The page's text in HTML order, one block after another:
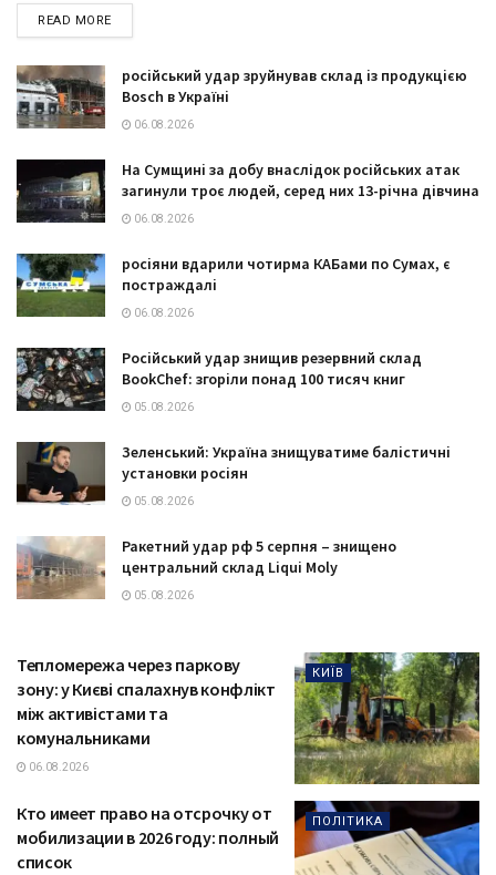
READ MOREDETAILS
російський удар зруйнував склад із продукцією
Bosch в Україні
06.08.2026
На Сумщині за добу внаслідок російських атак
загинули троє людей, серед них 13-річна дівчина
06.08.2026
росіяни вдарили чотирма КАБами по Сумах, є
постраждалі
06.08.2026
Російський удар знищив резервний склад
BookChef: згоріли понад 100 тисяч книг
05.08.2026
Зеленський: Україна знищуватиме балістичні
установки росіян
05.08.2026
Ракетний удар рф 5 серпня – знищено
центральний склад Liqui Moly
05.08.2026
КИЇВ
Тепломережа через паркову
зону: у Києві спалахнув конфлікт
між активістами та
комунальниками
06.08.2026
ПОЛІТИКА
Кто имеет право на отсрочку от
мобилизации в 2026 году: полный
список